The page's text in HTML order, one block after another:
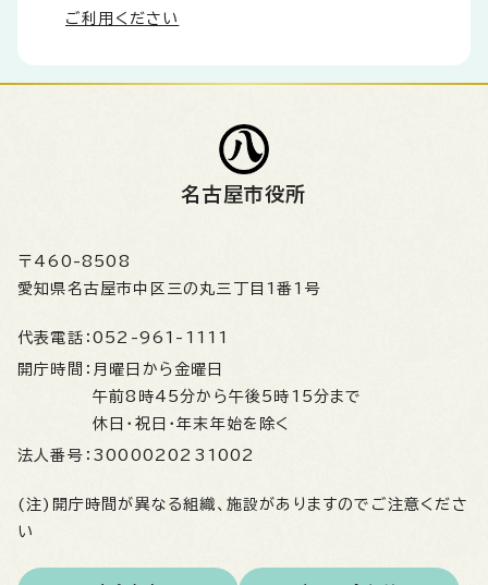
ご利用ください
名古屋市役所
〒460-8508
愛知県名古屋市中区三の丸三丁目1番1号
代表電話： 052-961-1111
開庁時間： 月曜日から金曜日
午前8時45分から午後5時15分まで
休日・祝日・年末年始を除く
法人番号： 3000020231002
(注)開庁時間が異なる組織、施設がありますのでご注意くださ
い